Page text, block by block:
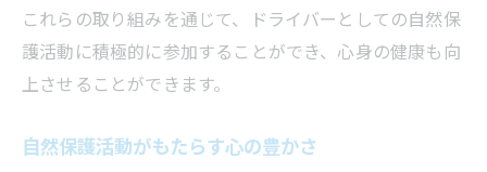
これらの取り組みを通じて、ドライバーとしての自然保
護活動に積極的に参加することができ、心身の健康も向
上させることができます。
自然保護活動がもたらす心の豊かさ